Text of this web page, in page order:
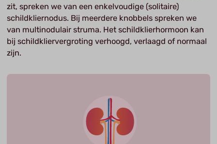
zit, spreken we van een enkelvoudige (solitaire)
schildkliernodus. Bij meerdere knobbels spreken we
van multinodulair struma. Het schildklierhormoon kan
bij schildkliervergroting verhoogd, verlaagd of normaal
zijn.